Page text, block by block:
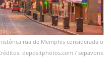
rua de Memphis considerada o
depositphotos.com / sepavone